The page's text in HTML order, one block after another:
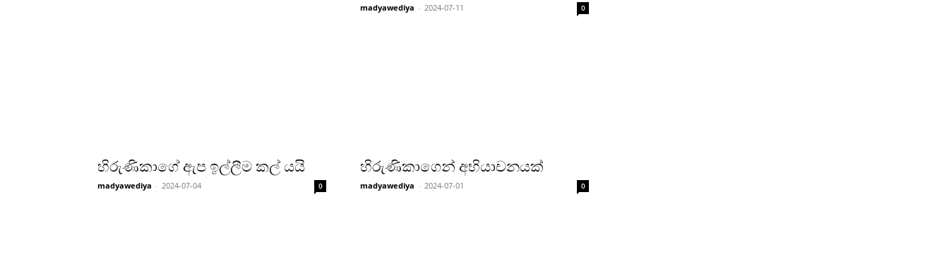
madyawediya - 2024-07-11 0
හිරුණිකාගේ ඇප ඉල්ලීම කල් යයි
madyawediya - 2024-07-04 0
හිරුණිකාගෙන් අභියාචනයක්
madyawediya - 2024-07-01 0